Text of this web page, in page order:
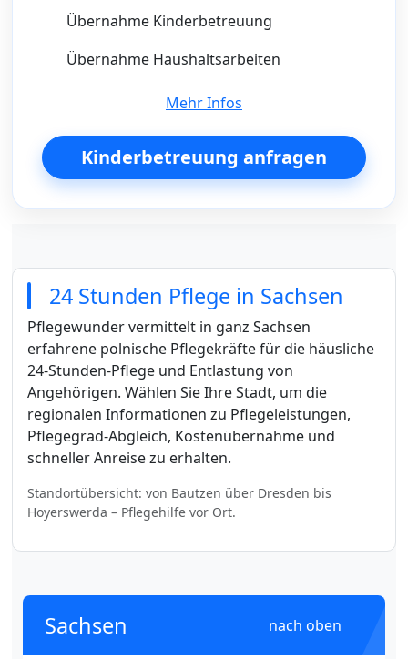
Übernahme Kinderbetreuung
Übernahme Haushaltsarbeiten
Mehr Infos
Kinderbetreuung anfragen
24 Stunden Pflege in Sachsen
Pflegewunder vermittelt in ganz Sachsen
erfahrene polnische Pflegekräfte für die häusliche
24-Stunden-Pflege und Entlastung von
Angehörigen. Wählen Sie Ihre Stadt, um die
regionalen Informationen zu Pflegeleistungen,
Pflegegrad-Abgleich, Kostenübernahme und
schneller Anreise zu erhalten.
Standortübersicht: von Bautzen über Dresden bis
Hoyerswerda – Pflegehilfe vor Ort.
Sachsen nach oben